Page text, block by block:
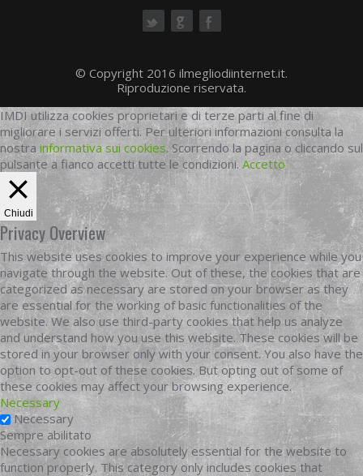
© Copyright 2016 ilmegliodiinternet.it.
Riproduzione riservata.
IMDI utilizza cookies proprietari e di terze parti al fine di
migliorare i servizi offerti. Per ulteriori informazioni consulta la
nostrainformativa sui cookies. Scorrendo la pagina o cliccando sul
pulsante a fianco accetti tutte le condizioni. Accetto
Chiudi
Privacy Overview
This website uses cookies to improve your experience while you
navigate through the website. Out of these, the cookies that are
categorized as necessary are stored on your browser as they
are essential for the working of basic functionalities of the
website. We also use third-party cookies that help us analyze
and understand how you use this website. These cookies will be
stored in your browser only with your consent. You also have the
option to opt-out of these cookies. But opting out of some of
these cookies may affect your browsing experience.
Necessary
Necessary
Sempre abilitato
Necessary cookies are absolutely essential for the website to
function properly. This category only includes cookies that